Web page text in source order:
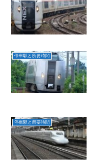
停車駅と所要時間
停車駅と所要時間